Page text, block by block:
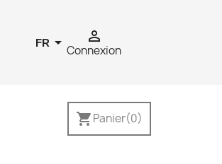
FR  
Connexion
shopping_cartPanier(0)